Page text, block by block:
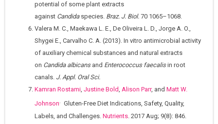
potential of some plant extracts
against Candidaspecies. Braz. J. Biol. 70 1065–1068.
Valera M. C., Maekawa L. E., De Oliveira L. D., Jorge A. O.,
Shygei E., Carvalho C. A. (2013). In vitro antimicrobial activity
of auxiliary chemical substances and natural extracts
on Candida albicansand Enterococcus faecalisin root
canals. J. Appl. Oral Sci.
Kamran Rostami, Justine Bold, Alison Parr, and Matt W.
Johnson. Gluten-Free Diet Indications, Safety, Quality,
Labels, and Challenges. Nutrients . 2017 Aug; 9(8): 846.